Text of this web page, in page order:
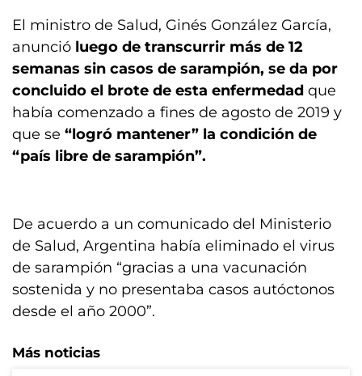
El ministro de Salud, Ginés González García,
anunció luego de transcurrir más de 12
semanas sin casos de sarampión, se da por
concluido el brote de esta enfermedad que
había comenzado a fines de agosto de 2019 y
que se “logró mantener” la condición de
“país libre de sarampión”.
De acuerdo a un comunicado del Ministerio
de Salud, Argentina había eliminado el virus
de sarampión “gracias a una vacunación
sostenida y no presentaba casos autóctonos
desde el año 2000”.
Más noticias